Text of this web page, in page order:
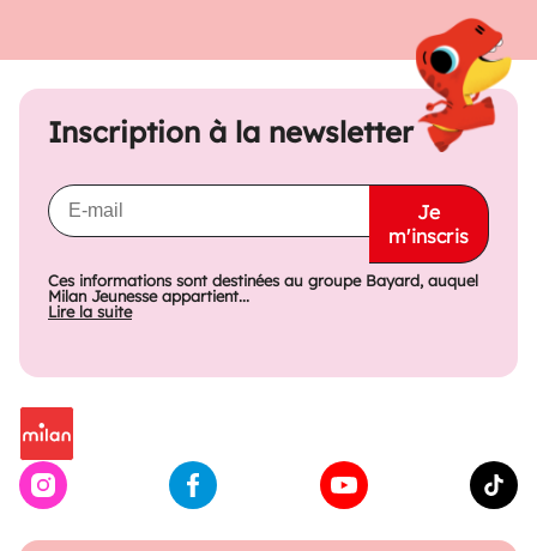
Inscription à la newsletter
Je
m'inscris
Ces informations sont destinées au groupe Bayard, auquel
Milan Jeunesse appartient...
Lire la suite